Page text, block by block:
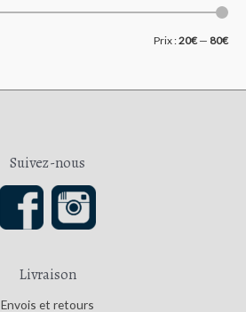
P
i
P
i
Prix :20€— 80€
Suivez-nous
Livraison
Envois et retours